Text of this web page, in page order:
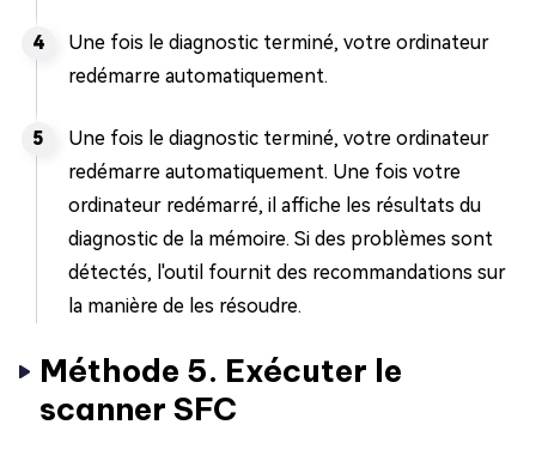
Une fois le diagnostic terminé, votre ordinateur
redémarre automatiquement.
Une fois le diagnostic terminé, votre ordinateur
redémarre automatiquement. Une fois votre
ordinateur redémarré, il affiche les résultats du
diagnostic de la mémoire. Si des problèmes sont
détectés, l'outil fournit des recommandations sur
la manière de les résoudre.
Méthode 5. Exécuter le
scanner SFC